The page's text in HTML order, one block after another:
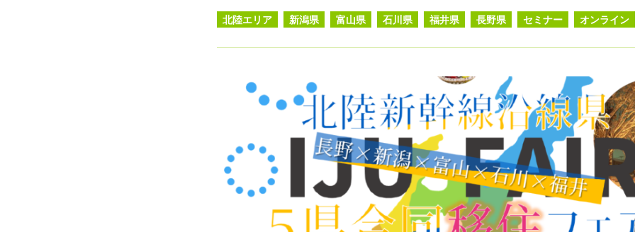
北陸エリア 新潟県 富山県 石川県 福井県 長野県 セミナー オンライン